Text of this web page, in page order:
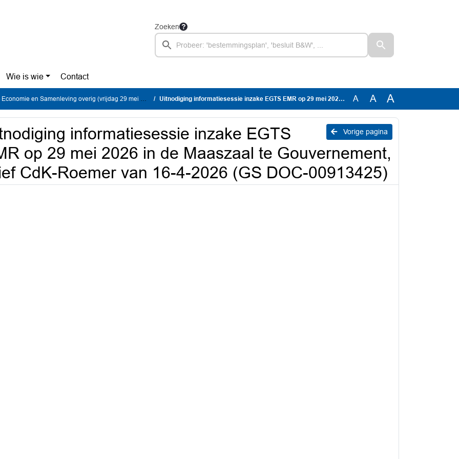
Zoeken
Wie is wie Contact
en Samenleving overig (vrijdag 29 mei 2026) Uitnodiging informatiesessie inzake EGTS EMR op 29 mei 2026 in de Maaszaal te Gouvernement, brief CdK-Roemer van 16-4-2026 (GS DOC-00913425) A A A
Vorige pagina
informatiesessie inzake EGTS
op 29 mei 2026 in de Maaszaal te Gouvernement,
CdK-Roemer van 16-4-2026 (GS DOC-00913425)